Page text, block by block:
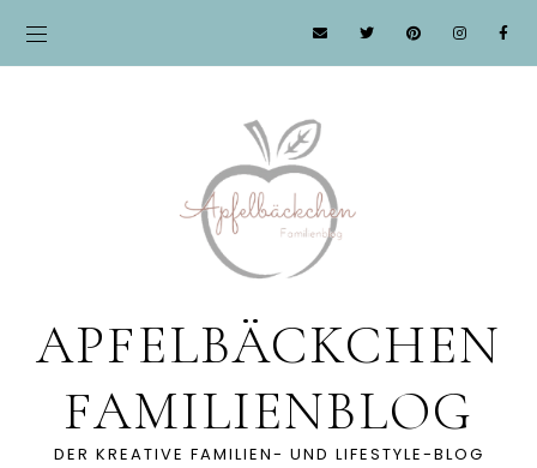
APFELBÄCKCHEN
FAMILIENBLOG
DER KREATIVE FAMILIEN- UND LIFESTYLE-BLOG